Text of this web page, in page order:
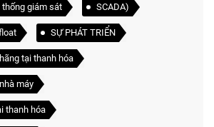
thống giám sát SCADA)
SỰ PHÁT TRIỂN
tại thanh hóa
máy
thanh hóa